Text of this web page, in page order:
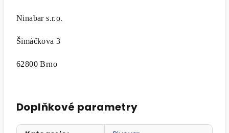
Ninabar s.r.o.
Šimáčkova 3
62800 Brno
Doplňkové parametry